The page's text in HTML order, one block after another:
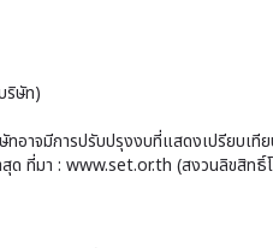
ริษัท)
อาจมีการปรับปรุงงบที่แสดงเปรียบเที
สุด ที่มา : www.set.or.th (สงวนลิขสิท